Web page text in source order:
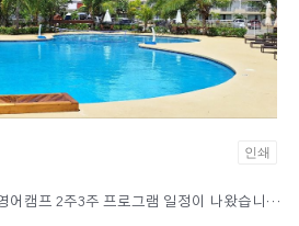
인쇄
정규스쿨링참여 PIC가족영어캠프 2주3주 프로그램 일정이 나왔습니다.